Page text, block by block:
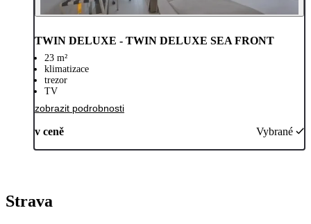
TWIN DELUXE - TWIN DELUXE SEA FRONT
23 m²
klimatizace
trezor
TV
zobrazit podrobnosti
v ceně Vybrané
Strava